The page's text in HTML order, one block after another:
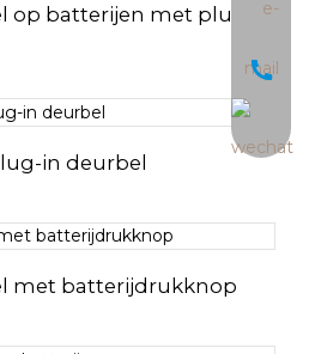
op batterijen met plug-
in deurbel
met batterijdrukknop